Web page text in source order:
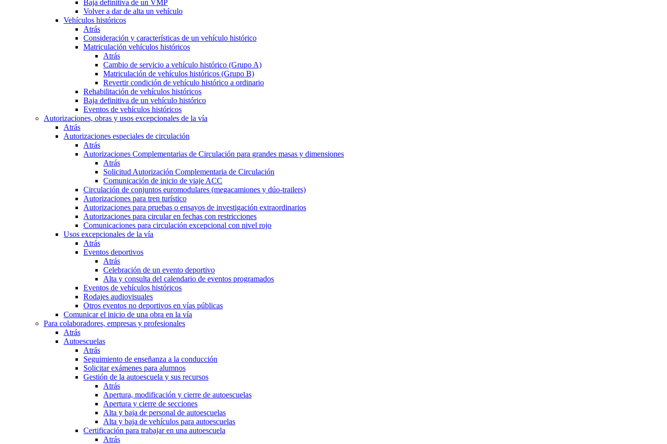
Baja definitiva de un VMP
Volver a dar de alta un vehículo
Vehículos históricos
Atrás
Consideración y características de un vehículo histórico
Matriculación vehículos históricos
Atrás
Cambio de servicio a vehículo histórico (Grupo A)
Matriculación de vehículos históricos (Grupo B)
Revertir condición de vehículo histórico a ordinario
Rehabilitación de vehículos históricos
Baja definitiva de un vehículo histórico
Eventos de vehículos históricos
Autorizaciones, obras y usos excepcionales de la vía
Atrás
Autorizaciones especiales de circulación
Atrás
Autorizaciones Complementarias de Circulación para grandes masas y dimensiones
Atrás
Solicitud Autorización Complementaria de Circulación
Comunicación de inicio de viaje ACC
Circulación de conjuntos euromodulares (megacamiones y dúo-trailers)
Autorizaciones para tren turístico
Autorizaciones para pruebas o ensayos de investigación extraordinarios
Autorizaciones para circular en fechas con restricciones
Comunicaciones para circulación excepcional con nivel rojo
Usos excepcionales de la vía
Atrás
Eventos deportivos
Atrás
Celebración de un evento deportivo
Alta y consulta del calendario de eventos programados
Eventos de vehículos históricos
Rodajes audiovisuales
Otros eventos no deportivos en vías públicas
Comunicar el inicio de una obra en la vía
Para colaboradores, empresas y profesionales
Atrás
Autoescuelas
Atrás
Seguimiento de enseñanza a la conducción
Solicitar exámenes para alumnos
Gestión de la autoescuela y sus recursos
Atrás
Apertura, modificación y cierre de autoescuelas
Apertura y cierre de secciones
Alta y baja de personal de autoescuelas
Alta y baja de vehículos para autoescuelas
Certificación para trabajar en una autoescuela
Atrás